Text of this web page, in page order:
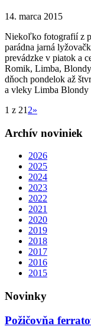
14. marca 2015
Niekoľko fotografií z
parádna jarná
prevádzke v piatok a
Romik, Limba,
dňoch pondelok až
a vleky Limba Blondy
1 z 21 2»
Archív noviniek
2026
2025
2024
2023
2022
2021
2020
2019
2018
2017
2016
2015
Novinky
Požičovňa